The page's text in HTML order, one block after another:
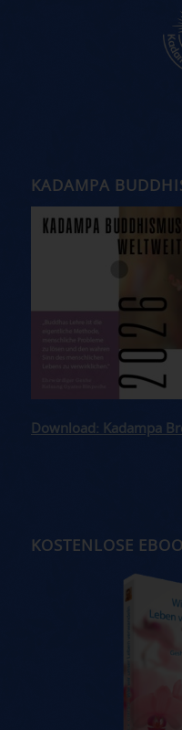
KADAMPA
Download: Kadampa
KOSTENLOSE